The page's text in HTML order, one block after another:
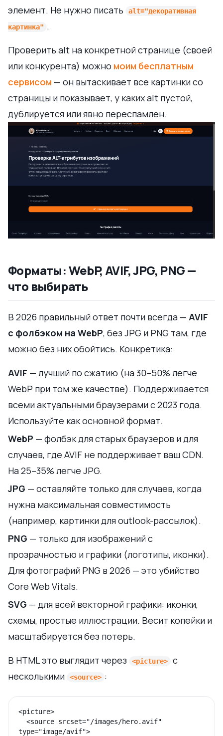
элемент. Не нужно писать
alt="декоративная
картинка" .
Проверить alt на конкретной странице (своей
или конкурента) можно моим бесплатным
сервисом — он вытаскивает все картинки со
страницы и показывает, у каких alt пустой,
дублируется или явно переспамлен.
Форматы: WebP, AVIF, JPG, PNG —
что выбирать
В 2026 правильный ответ почти всегда — AVIF
с фолбэком на WebP, без JPG и PNG там, где
можно без них обойтись. Конкретика:
AVIF — лучший по сжатию (на 30–50% легче
WebP при том же качестве). Поддерживается
всеми актуальными браузерами с 2023 года.
Используйте как основной формат.
WebP — фолбэк для старых браузеров и для
случаев, где AVIF не поддерживает ваш CDN.
На 25–35% легче JPG.
JPG — оставляйте только для случаев, когда
нужна максимальная совместимость
(например, картинки для outlook-рассылок).
PNG — только для изображений с
прозрачностью и графики (логотипы, иконки).
Для фотографий PNG в 2026 — это убийство
Core Web Vitals.
SVG — для всей векторной графики: иконки,
схемы, простые иллюстрации. Весит копейки и
масштабируется без потерь.
В HTML это выглядит через
<picture>
с
несколькими
<source> :
<picture>
type="image/avif">